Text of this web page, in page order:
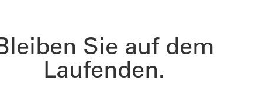
Sie auf dem
Laufenden.